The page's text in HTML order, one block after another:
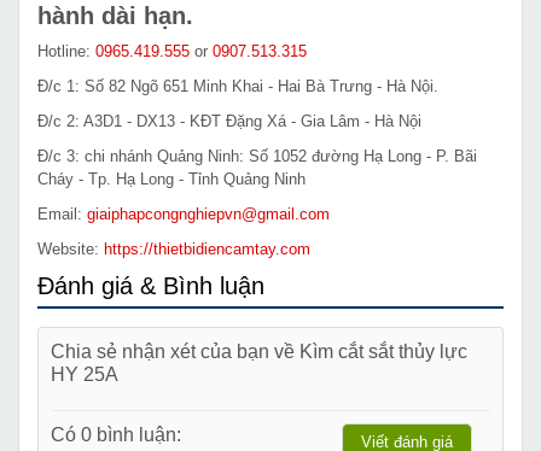
hành dài hạn.
Hotline: 0965.419.555 or 0907.513.315
Đ/c 1: Số 82 Ngõ 651 Minh Khai - Hai Bà Trưng - Hà Nội.
Đ/c 2: A3D1 - DX13 - KĐT Đặng Xá - Gia Lâm - Hà Nội
Đ/c 3: chi nhánh Quảng Ninh: Số 1052 đường Hạ Long - P. Bãi
Cháy - Tp. Hạ Long - Tỉnh Quảng Ninh
Email: giaiphapcongnghiepvn@gmail.com
Website: https://thietbidiencamtay.com
Đánh giá & Bình luận
Chia sẻ nhận xét của bạn về Kìm cắt sắt thủy lực
HY 25A
Có 0 bình luận: Viết đánh giá